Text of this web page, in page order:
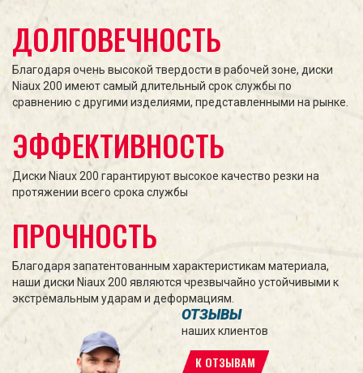
ДОЛГОВЕЧНОСТЬ
Благодаря очень высокой твердости в рабочей зоне, диски
Niaux 200 имеют самый длительный срок службы по
сравнению с другими изделиями, представленными на рынке.
ЭФФЕКТИВНОСТЬ
Диски Niaux 200 гарантируют высокое качество резки на
протяжении всего срока службы
ПРОЧНОСТЬ
Благодаря запатентованным характеристикам материала,
наши диски Niaux 200 являются чрезвычайно устойчивыми к
экстремальным ударам и деформациям.
ОТЗЫВЫ
наших клиентов
К ОТЗЫВАМ